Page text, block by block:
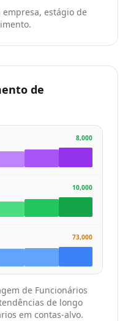
estágio de
de
8,000
10,000
73,000
de Funcionários
de longo
em contas-alvo.